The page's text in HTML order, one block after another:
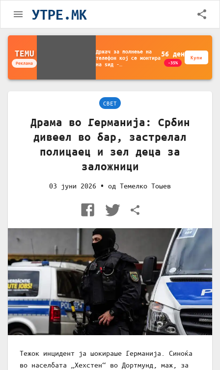
УТРЕ.MK
TEMU
Реклама
Држач за полнење на
телефон кој се монтира
на ѕид -
за чување на покрај
56 ден
-35%
Купи
СВЕТ
Драма во Германија: Србин
дивеел во бар, застрелал
полицаец и зел деца за
заложници
03 јуни 2026 • од Темелко Тошев
Тежок инцидент ја шокираше Германија. Синоќа
во населбата „Хехстен“ во Дортмунд, маж, за